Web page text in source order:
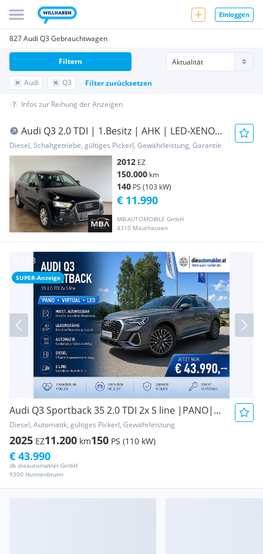
Einloggen
827 Audi Q3 Gebrauchtwagen
Audi Q3 Filter zurücksetzen
Filtern
Infos zur Reihung der Anzeigen
Audi Q3 2.0 TDI | 1.Besitz | AHK | LED-XENON
| mtl. ...
Diesel, Schaltgetriebe, gültiges Pickerl, Gewährleistung, Garantie
2012 EZ
150.000 km
140 PS (103 kW)
MB-AUTOMOBILE GmbH
4310 Mauthausen
€ 11.990
SUPER-Anzeige
Audi Q3 Sportback 35 2.0 TDI 2x S line |PANO|VIRTUAL...
Diesel, Automatik, gültiges Pickerl, Gewährleistung
2025 EZ11.200 km150 PS (110 kW)
dk dieautomakler GmbH
9300 Hunnenbrunn
€ 43.990